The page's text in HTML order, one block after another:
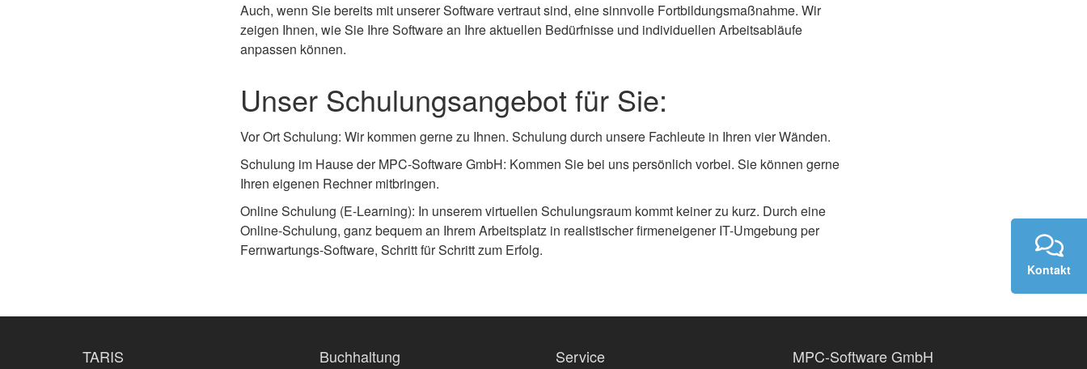
Auch, wenn Sie bereits mit unserer Software vertraut sind, eine sinnvolle Fortbildungsmaßnahme. Wir
zeigen Ihnen, wie Sie Ihre Software an Ihre aktuellen Bedürfnisse und individuellen Arbeitsabläufe
anpassen können.
Unser Schulungsangebot für Sie:
Vor Ort Schulung: Wir kommen gerne zu Ihnen. Schulung durch unsere Fachleute in Ihren vier Wänden.
Schulung im Hause der MPC-Software GmbH: Kommen Sie bei uns persönlich vorbei. Sie können gerne
Ihren eigenen Rechner mitbringen.
Online Schulung (E-Learning): In unserem virtuellen Schulungsraum kommt keiner zu kurz. Durch eine
Online-Schulung, ganz bequem an Ihrem Arbeitsplatz in realistischer firmeneigener IT-Umgebung per
Fernwartungs-Software, Schritt für Schritt zum Erfolg.
TARIS Buchhaltung Service MPC-Software GmbH
Kontakt